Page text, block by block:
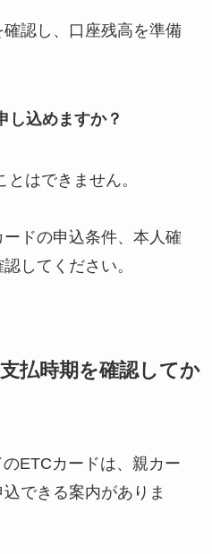
認し、口座残高を準備
し込めますか？
はできません。
ドの申込条件、本人確
してください。
払時期を確認してか
ETCカードは、親カー
できる案内がありま